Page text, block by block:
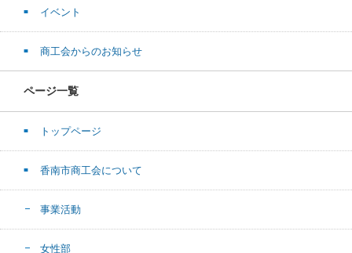
イベント
商工会からのお知らせ
ページ一覧
トップページ
香南市商工会について
事業活動
女性部